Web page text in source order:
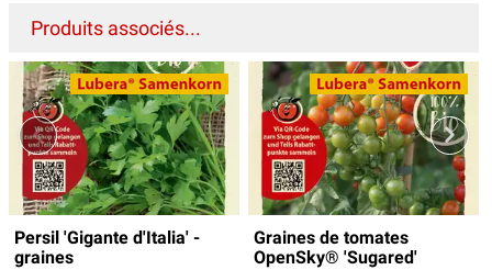
Produits associés...
Persil 'Gigante d'Italia' -
graines
Graines de tomates
OpenSky® 'Sugared'